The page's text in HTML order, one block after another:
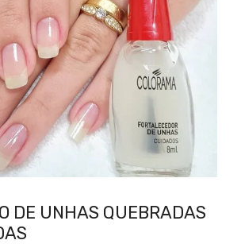
DE UNHAS QUEBRADAS